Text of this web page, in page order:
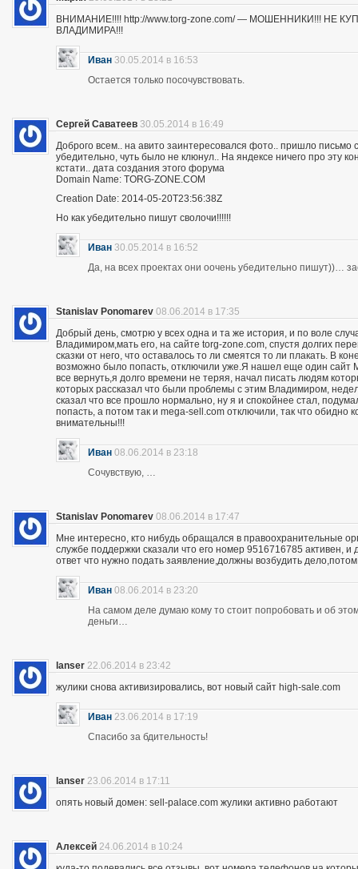
ВНИМАНИЕ!!!! http://www.torg-zone.com/ — МОШЕННИКИ!!! НЕ
ВЛАДИМИРА!!!
Иван 30.05.2014 в 16:53
Остается только посочувствовать.
Сергей Саватеев 30.05.2014 в 16:49
Доброго всем.. на авито заинтересовался фото.. пришло
убедительно, чуть было не клюнул.. На яндексе ничего про
кстати.. дата создания этого форума
Domain Name: TORG-ZONE.COM
Creation Date: 2014-05-20T23:56:38Z
Но как убедительно пишут сволочи!!!!!!
Иван 30.05.2014 в 16:52
Да, на всех проектах они оочень убедительно пишут))…
Stanislav Ponomarev 08.06.2014 в 17:35
Добрый день, смотрю у всех одна и та же история, и по воле
Владимиром,мать его, на сайте torg-zone.com, спустя долгих
сказки от него, что оставалось то ли смеятся то ли плакать. В
возможно было попасть, отключили уже.Я нашел еще один
все вернуть,я долго времени не теряя, начал писать людям
которых рассказал что были проблемы с этим Владимиром,
сказал что все прошло нормально, ну я и спокойнее стал,
попасть, а потом так и mega-sell.com отключили, так что обидно
внимательны!!!
Иван 08.06.2014 в 23:18
Сочувствую, …
Stanislav Ponomarev 08.06.2014 в 17:47
Мне интересно, кто нибудь обращался в правоохранительные
службе поддержки сказали что его номер 9516716785 активен,
ответ что нужно подать заявление,должны возбудить
Иван 08.06.2014 в 23:20
На самом деле думаю кому то стоит попробовать и об
деньги…
lanser 22.06.2014 в 23:42
жулики снова активизировались, вот новый сайт high-sale.com
Иван 23.06.2014 в 17:19
Спасибо за бдительность!
lanser 23.06.2014 в 17:11
опять новый домен: sell-palace.com жулики активно работают
Алексей 24.06.2014 в 10:24